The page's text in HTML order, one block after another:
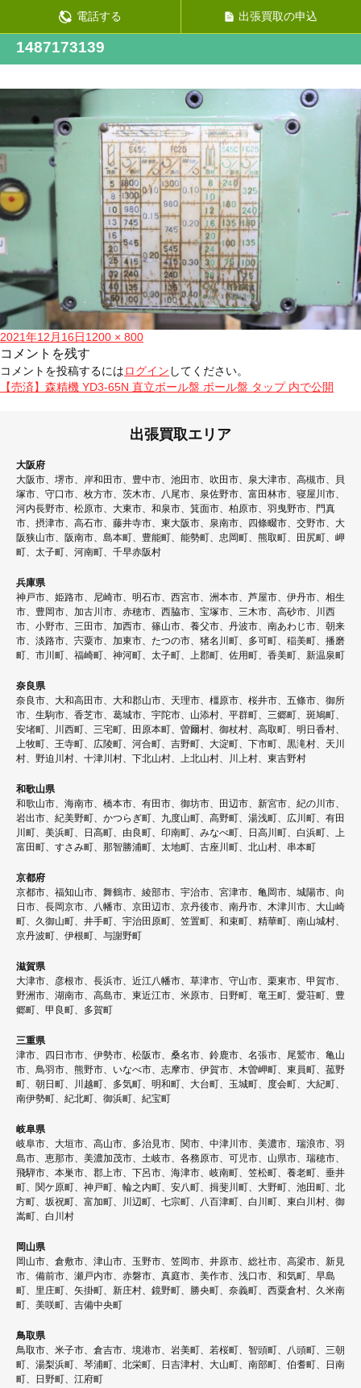
電話する 出張買取の申込
1487173139
投
稿
日:
2021年12月16日フ
ル
サ
イ
1200 × 800
コメントを残す
コメントを投稿するにはログイン してください。
投
ゲ
シ
ョ
【売済】森精機 YD3-65N 直立ボール盤 ボール盤 タップ 内で公開
出張買取エリア
大阪府
大阪市、堺市、岸和田市、豊中市、池田市、吹田市、泉大津市、高槻市、貝
塚市、守口市、枚方市、茨木市、八尾市、泉佐野市、富田林市、寝屋川市、
河内長野市、松原市、大東市、和泉市、箕面市、柏原市、羽曳野市、門真
市、摂津市、高石市、藤井寺市、東大阪市、泉南市、四條畷市、交野市、大
阪狭山市、阪南市、島本町、豊能町、能勢町、忠岡町、熊取町、田尻町、岬
町、太子町、河南町、千早赤阪村
兵庫県
神戸市、姫路市、尼崎市、明石市、西宮市、洲本市、芦屋市、伊丹市、相生
市、豊岡市、加古川市、赤穂市、西脇市、宝塚市、三木市、高砂市、川西
市、小野市、三田市、加西市、篠山市、養父市、丹波市、南あわじ市、朝来
市、淡路市、宍粟市、加東市、たつの市、猪名川町、多可町、稲美町、播磨
町、市川町、福崎町、神河町、太子町、上郡町、佐用町、香美町、新温泉町
奈良県
奈良市、大和高田市、大和郡山市、天理市、橿原市、桜井市、五條市、御所
市、生駒市、香芝市、葛城市、宇陀市、山添村、平群町、三郷町、斑鳩町、
安堵町、川西町、三宅町、田原本町、曽爾村、御杖村、高取町、明日香村、
上牧町、王寺町、広陵町、河合町、吉野町、大淀町、下市町、黒滝村、天川
村、野迫川村、十津川村、下北山村、上北山村、川上村、東吉野村
和歌山県
和歌山市、海南市、橋本市、有田市、御坊市、田辺市、新宮市、紀の川市、
岩出市、紀美野町、かつらぎ町、九度山町、高野町、湯浅町、広川町、有田
川町、美浜町、日高町、由良町、印南町、みなべ町、日高川町、白浜町、上
富田町、すさみ町、那智勝浦町、太地町、古座川町、北山村、串本町
京都府
京都市、福知山市、舞鶴市、綾部市、宇治市、宮津市、亀岡市、城陽市、向
日市、長岡京市、八幡市、京田辺市、京丹後市、南丹市、木津川市、大山崎
町、久御山町、井手町、宇治田原町、笠置町、和束町、精華町、南山城村、
京丹波町、伊根町、与謝野町
滋賀県
大津市、彦根市、長浜市、近江八幡市、草津市、守山市、栗東市、甲賀市、
野洲市、湖南市、高島市、東近江市、米原市、日野町、竜王町、愛荘町、豊
郷町、甲良町、多賀町
三重県
津市、四日市市、伊勢市、松阪市、桑名市、鈴鹿市、名張市、尾鷲市、亀山
市、鳥羽市、熊野市、いなべ市、志摩市、伊賀市、木曽岬町、東員町、菰野
町、朝日町、川越町、多気町、明和町、大台町、玉城町、度会町、大紀町、
南伊勢町、紀北町、御浜町、紀宝町
岐阜県
岐阜市、大垣市、高山市、多治見市、関市、中津川市、美濃市、瑞浪市、羽
島市、恵那市、美濃加茂市、土岐市、各務原市、可児市、山県市、瑞穂市、
飛騨市、本巣市、郡上市、下呂市、海津市、岐南町、笠松町、養老町、垂井
町、関ケ原町、神戸町、輪之内町、安八町、揖斐川町、大野町、池田町、北
方町、坂祝町、富加町、川辺町、七宗町、八百津町、白川町、東白川村、御
嵩町、白川村
岡山県
岡山市、倉敷市、津山市、玉野市、笠岡市、井原市、総社市、高梁市、新見
市、備前市、瀬戸内市、赤磐市、真庭市、美作市、浅口市、和気町、早島
町、里庄町、矢掛町、新庄村、鏡野町、勝央町、奈義町、西粟倉村、久米南
町、美咲町、吉備中央町
鳥取県
鳥取市、米子市、倉吉市、境港市、岩美町、若桜町、智頭町、八頭町、三朝
町、湯梨浜町、琴浦町、北栄町、日吉津村、大山町、南部町、伯耆町、日南
町、日野町、江府町